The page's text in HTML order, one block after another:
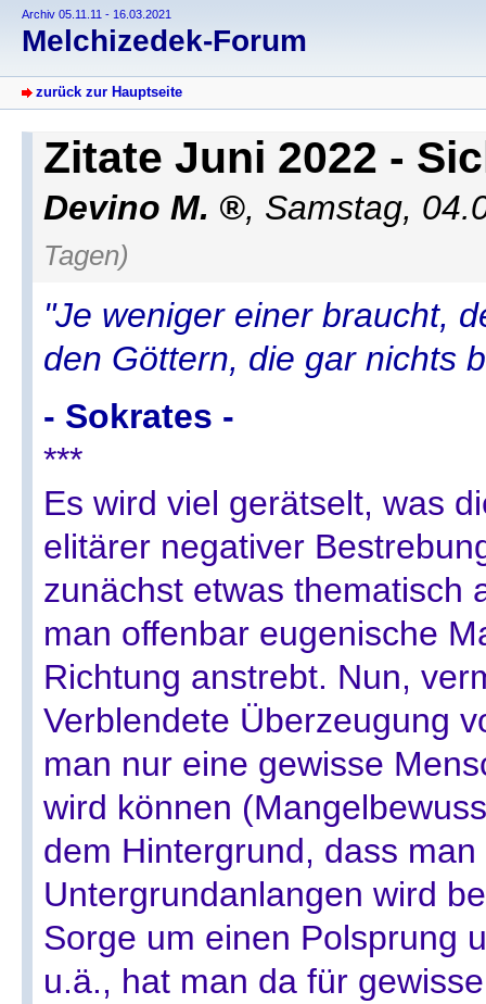
Archiv 05.11.11 - 16.03.2021
Melchizedek-Forum
zurück zur Hauptseite
Zitate Juni 2022 -
Devino M. , Samstag,
Tagen)
"Je weniger einer braucht,
den Göttern, die gar nichts
- Sokrates -
***
Es wird viel gerätselt, was
elitärer negativer
zunächst etwas thematisch
man offenbar eugenische
Richtung anstrebt. Nun,
Verblendete Überzeugung
man nur eine gewisse
wird können
dem Hintergrund, dass
Untergrundanlangen wird
Sorge um einen Polsprung
u.ä., hat man da für